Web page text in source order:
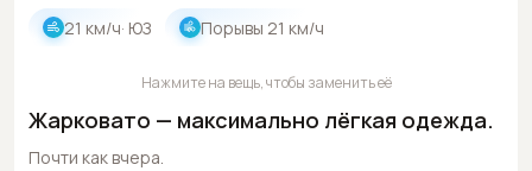
21 км/ч· ЮЗ Порывы 21 км/ч
Жарковато — максимально лёгкая одежда.
Почти как вчера.
Нажмите на вещь, чтобы заменить её